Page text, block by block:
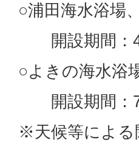
○浦田海水浴場
開設期間：4
○よきの海水浴
開設期間：7
※天候等による